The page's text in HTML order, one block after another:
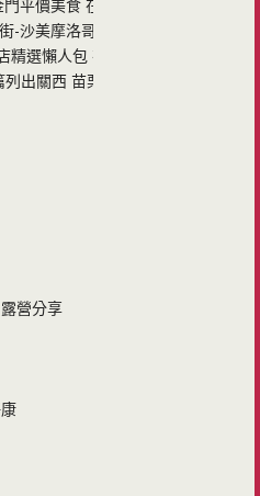
平價美食 在地人天天排隊都甘願的
-沙美摩洛哥 簡單拍出網美照 手機
精選懶人包 在房間裡想泡就泡 不用
出關西 苗栗 南投 四家我們包棟過
營分享